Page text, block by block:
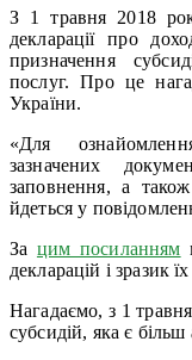
З 1 травня 2018
декларації про
призначення
послуг. Про це
України.
«Для
зазначених
заповнення, а
йдеться у
За цим посиланням
декларацій і зразик
Нагадаємо, з 1
субсидій, яка є